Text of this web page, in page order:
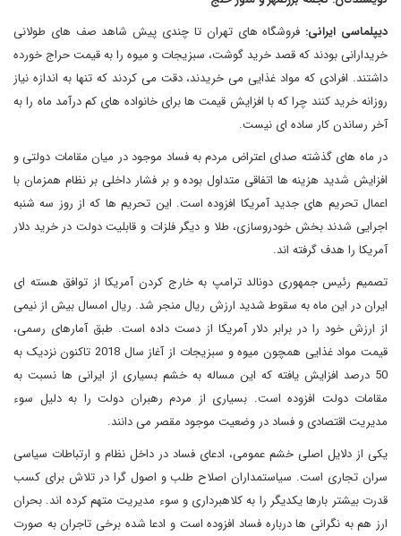
دیپلماسی ایرانی: فروشگاه‌ های تهران تا چندی پیش شاهد صف ‌های طولانی
خریدارانی بودند که قصد خرید گوشت، سبزیجات و میوه را به قیمت حراج خورده
داشتند. افرادی که مواد غذایی می خریدند، دقت می‌ کردند که تنها به اندازه نیاز
روزانه خرید کنند چرا که با افزایش قیمت ها برای خانواده های کم درآمد ماه را به
آخر رساندن کار ساده ای نیست.
در ماه های گذشته صدای اعتراض مردم به فساد موجود در میان مقامات دولتی و
افزایش شدید هزینه ها اتفاقی متداول بوده و بر فشار داخلی بر نظام همزمان با
اعمال تحریم های جدید آمریکا افزوده است. این تحریم ها که از روز سه شنبه
اجرایی شدند بخش خودروسازی، طلا و دیگر فلزات و قابلیت دولت در خرید دلار
آمریکا را هدف گرفته اند.
تصمیم رئیس جمهوری دونالد ترامپ به خارج کردن آمریکا از توافق هسته ای
ایران در این ماه به سقوط شدید ارزش ریال منجر شد. ریال امسال بیش از نیمی
از ارزش خود را در برابر دلار آمریکا از دست داده است. طبق آمارهای رسمی،
قیمت مواد غذایی همچون میوه و سبزیجات از آغاز سال 2018 تاکنون نزدیک به
50 درصد افزایش یافته که این مساله به خشم بسیاری از ایرانی ها نسبت به
مقامات دولت افزوده است. بسیاری از مردم رهبران دولت را به دلیل سوء
مدیریت اقتصادی و فساد در وضعیت موجود مقصر می دانند.
یکی از دلایل اصلی خشم عمومی، ادعای فساد در داخل نظام و ارتباطات سیاسی
سران تجاری است. سیاستمداران اصلاح طلب و اصول گرا در تلاش برای کسب
قدرت بیشتر بارها یکدیگر را به کلاهبرداری و سوء مدیریت متهم کرده اند. بحران
ارز هم به نگرانی ها درباره فساد افزوده است و ادعا شده برخی تاجران به صورت